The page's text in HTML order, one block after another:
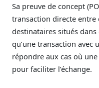
Sa preuve de concept
transaction directe entre
destinataires situés
qu’une transaction
répondre aux cas où
pour faciliter l’échange.